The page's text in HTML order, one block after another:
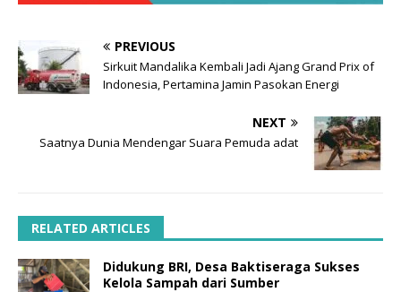
PREVIOUS
Sirkuit Mandalika Kembali Jadi Ajang Grand Prix of
Indonesia, Pertamina Jamin Pasokan Energi
NEXT
Saatnya Dunia Mendengar Suara Pemuda adat
RELATED ARTICLES
Didukung BRI, Desa Baktiseraga Sukses
Kelola Sampah dari Sumber